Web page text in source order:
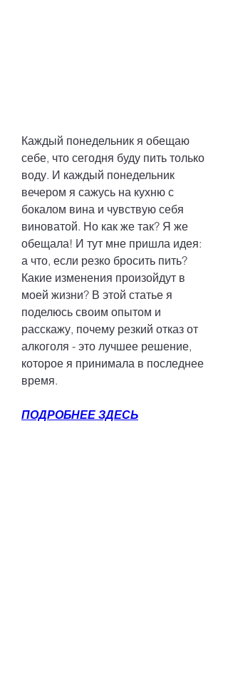
Каждый понедельник я обещаю
себе, что сегодня буду пить только
воду. И каждый понедельник
вечером я сажусь на кухню с
бокалом вина и чувствую себя
виноватой. Но как же так? Я же
обещала! И тут мне пришла идея:
а что, если резко бросить пить?
Какие изменения произойдут в
моей жизни? В этой статье я
поделюсь своим опытом и
расскажу, почему резкий отказ от
алкоголя - это лучшее решение,
которое я принимала в последнее
время.
ПОДРОБНЕЕ ЗДЕСЬ